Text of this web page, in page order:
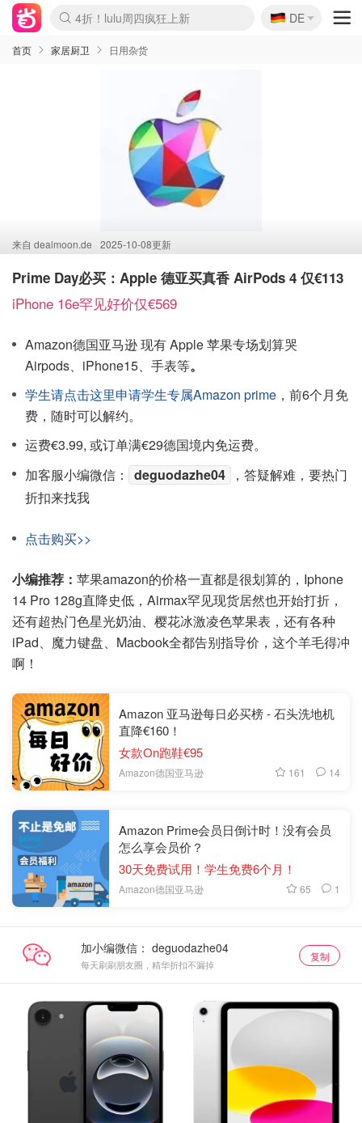
Boticinal 夏促开抢！
4折！lulu周四疯狂上新
还没结束！&OtherStories大促
Joybuy变相75折 随时失效
速领！Stanley独家85折
疑似霸哥！Camper额外叠85折
Zalando 奥莱闪促！每日更新
Moncler反季囤！5折起+叠9折
Coach Brooklyn仅€192
🇩🇪
DE
首页 家居厨卫 日用杂货
来自 dealmoon.de 2025-10-08更新
Prime Day必买：Apple 德亚买真香 AirPods 4 ​​​​仅€113
iPhone 16e罕见好价仅€569
Amazon德国亚马逊 现有 Apple 苹果专场划算哭
Airpods、iPhone15、手表等。
学生请点击这里申请学生专属Amazon prime ，前6个月免
费，随时可以解约。
运费€3.99, 或订单满€29德国境内免运费。
加客服小编微信：
deguodazhe04
，答疑解难，要热门
折扣来找我
点击购买>>
小编推荐： 苹果amazon的价格一直都是很划算的，Iphone
14 Pro 128g直降史低，Airmax罕见现货居然也开始打折，
还有超热门色星光奶油、樱花冰激凌色苹果表，还有各种
iPad、魔力键盘、Macbook全都告别指导价，这个羊毛得冲
啊！
Amazon 亚马逊每日必买榜 - 石头洗地机
直降€160！
女款On跑鞋€95
Amazon德国亚马逊 161 14
Amazon Prime会员日倒计时！没有会员
怎么享会员价？
30天免费试用！学生免费6个月！
Amazon德国亚马逊 65 1
加小编微信：
每天刷刷朋友圈，精华折扣不漏掉
复制